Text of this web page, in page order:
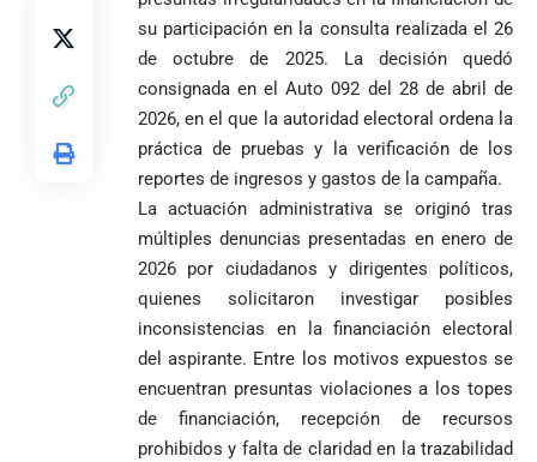
su participación en la consulta realizada el 26
de octubre de 2025. La decisión quedó
consignada en el Auto 092 del 28 de abril de
2026, en el que la autoridad electoral ordena la
práctica de pruebas y la verificación de los
reportes de ingresos y gastos de la campaña.
La actuación administrativa se originó tras
múltiples denuncias presentadas en enero de
2026 por ciudadanos y dirigentes políticos,
quienes solicitaron investigar posibles
inconsistencias en la financiación electoral
del aspirante. Entre los motivos expuestos se
encuentran presuntas violaciones a los topes
de financiación, recepción de recursos
prohibidos y falta de claridad en la trazabilidad
a concejales
de Medellín
Andrés
«Gury»
Rodríguez y
Damián Pérez
Federico
Gutiérrez
envía
documentos
Congreso
contra la ‘paz
Falleció el padre
Humberto de
Jesús Hincapié
Álzate, reconocido
sacerdote de la
Diócesis de
Girardota, Párroco
de Yolombo
Abelardo de la
Espriella es
elegido
presidente de
Colombia tras
una histórica y
reñida
segunda
vuelta
Uribe
arremete
contra Petro y
lo
Países Bajos
en un vibrante
duelo
mundialista
tuvo piedad:
goleó 7-1 a un
valiente
Curazao en su
mundialista
LA POLICRISIS
COMO HERENCIA
construir juntos
una Colombia
reconciliada
Diócesis de
Sonsón-Rionegro
rechaza fotos
tomadas en
templo de Guarne y
ordena acto de
desagravio